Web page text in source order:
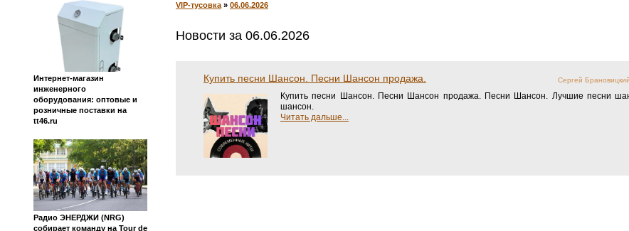
Интернет-магазин
инженерного
оборудования: оптовые и
розничные поставки на
tt46.ru
Радио ЭНЕРДЖИ (NRG)
собирает команду на Tour de
VIP-тусовка » 06.06.2026
Новости за 06.06.2026
Сергей Брановицкий
Купить песни Шансон. Песни Шансон продажа.
Купить песни Шансон. Песни Шансон продажа. Песни Шансон. Лучшие песни
шансон.
Читать дальше...